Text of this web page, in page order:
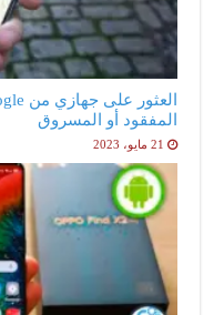
المفقود أو المسروق
21 مايو، 2023